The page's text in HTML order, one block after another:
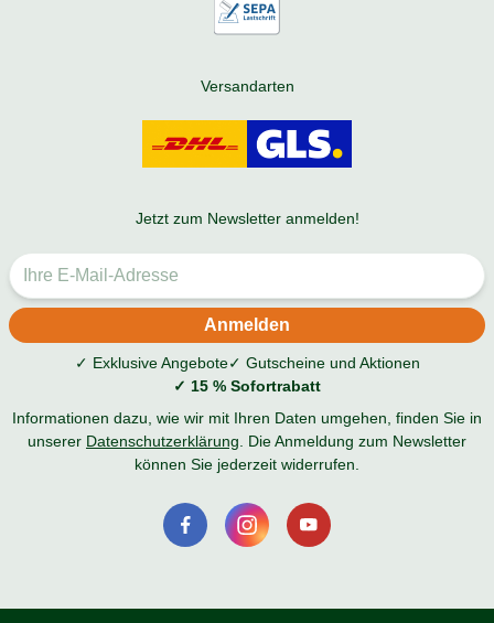
Versandarten
Jetzt zum Newsletter anmelden!
✓ Exklusive Angebote✓ Gutscheine und Aktionen
✓ 15 % Sofortrabatt
Informationen dazu, wie wir mit Ihren Daten umgehen, finden Sie in
unserer Datenschutzerklärung. Die Anmeldung zum Newsletter
können Sie jederzeit widerrufen.